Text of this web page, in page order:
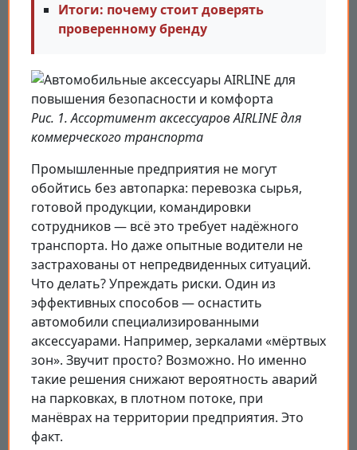
Итоги: почему стоит доверять
проверенному бренду
Рис. 1. Ассортимент аксессуаров AIRLINE для
коммерческого транспорта
Промышленные предприятия не могут
обойтись без автопарка: перевозка сырья,
готовой продукции, командировки
сотрудников — всё это требует надёжного
транспорта. Но даже опытные водители не
застрахованы от непредвиденных ситуаций.
Что делать? Упреждать риски. Один из
эффективных способов — оснастить
автомобили специализированными
аксессуарами. Например, зеркалами «мёртвых
зон». Звучит просто? Возможно. Но именно
такие решения снижают вероятность аварий
на парковках, в плотном потоке, при
манёврах на территории предприятия. Это
факт.